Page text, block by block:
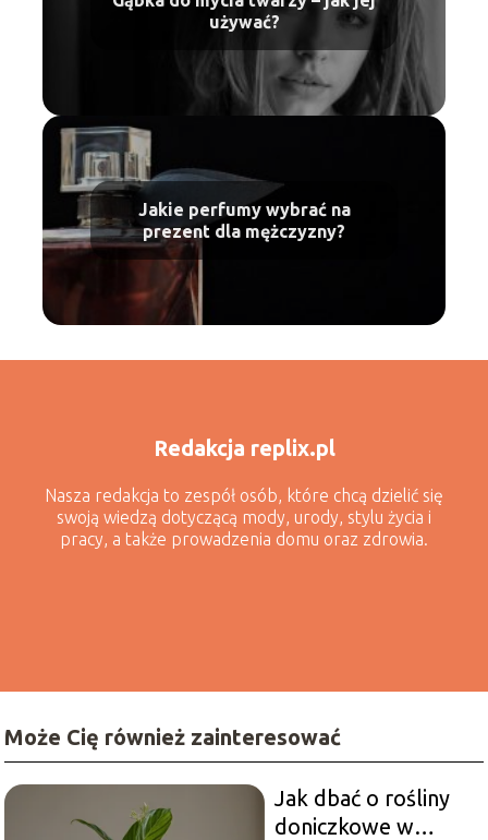
używać?
Jakie perfumy wybrać na
prezent dla mężczyzny?
Redakcja replix.pl
Nasza redakcja to zespół osób, które chcą dzielić się
swoją wiedzą dotyczącą mody, urody, stylu życia i
pracy, a także prowadzenia domu oraz zdrowia.
Może Cię również zainteresować
Jak dbać o rośliny
doniczkowe w